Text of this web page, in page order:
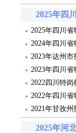
2025年四
2025年四川
2024年四川
2023年达州市
2023年四川
2022四川特
2022年四川
2021年甘孜
2025年河